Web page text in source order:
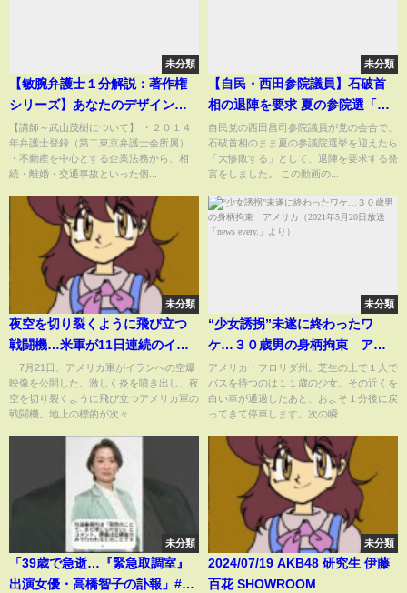
未分類
【敏腕弁護士１分解説：著作権
シリーズ】あなたのデザインを
守る権利のことご存じですか？#
著作権 #shorts #弁護士 #意匠権
【講師～武山茂樹について】 ・２０１４
年弁護士登録（第二東京弁護士会所属）
・不動産を中心とする企業法務から、相
続・離婚・交通事故といった個...
未分類
【自民・西田参院議員】石破首
相の退陣を要求 夏の参院選「大
惨敗する」
自民党の西田昌司参院議員が党の会合で、
石破首相のまま夏の参議院選挙を迎えたら
「大惨敗する」として、退陣を要求する発
言をしました。 この動画の...
未分類
夜空を切り裂くように飛び立つ
戦闘機…米軍が11日連続のイラ
ン攻撃実施を発表…空爆の瞬間
を公開(ABEMA TIMES)
7月21日、アメリカ軍がイランへの空爆
映像を公開した。激しく炎を噴き出し、夜
空を切り裂くように飛び立つアメリカ軍の
戦闘機。地上の標的が次々...
未分類
“少女誘拐”未遂に終わったワ
ケ…３０歳男の身柄拘束 アメ
リカ（2021年5月20日放送
「news every.」より）
アメリカ・フロリダ州。芝生の上で１人で
バスを待つのは１１歳の少女。その近くを
白い車が通過したあと、およそ１分後に戻
ってきて停車します。次の瞬...
未分類
「39歳で急逝…『緊急取調室』
出演女優・高橋智子の訃報」#高
未分類
2024/07/19 AKB48 研究生 伊藤
百花 SHOWROOM